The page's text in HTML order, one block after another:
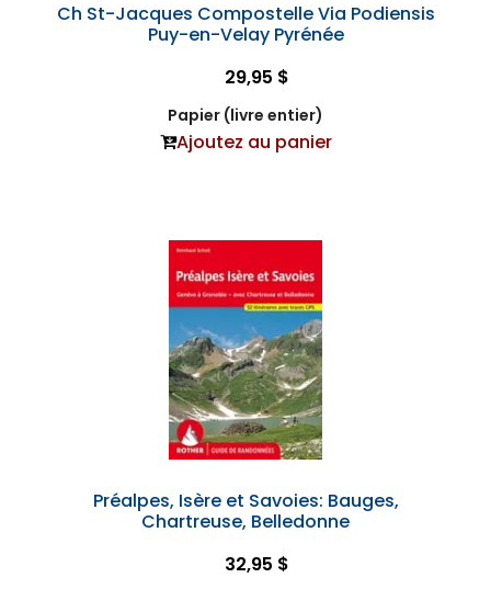
Ch St-Jacques Compostelle Via Podiensis
Puy-en-Velay Pyrénée
29,95 $
Papier (livre entier)
Ajoutez au panier
Préalpes, Isère et Savoies: Bauges,
Chartreuse, Belledonne
32,95 $